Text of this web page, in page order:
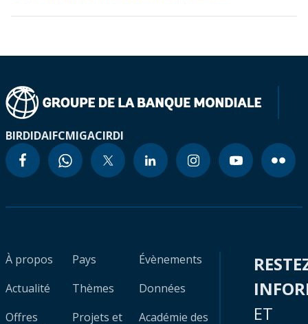
BIRDIDAIFCMIGACIRDI
À propos
Actualité
Offres
Pays
Thèmes
Projets et
Évènements
Données
Académie des
ET